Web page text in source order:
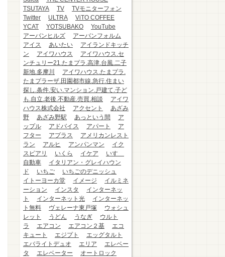
TSUTAYA
TV
TVモニターフォン
Twitter
ULTRA
ViTO COFFEE
YCAT
YOTSUBAKO
YouTube
アーバンヒルズ
アーバンフォルム
アイス
あいたい
アイランドキッチ
ン
アイワハウス
アイワハウス.セ
ンチュリー21.たまプラ.高津.台風.二子
新地.多摩川
アイワハウス.たまプラ.
たまプラーザ.田園都市線.急行.住まい
探し.条件.安い.マンション.戸建て.子ど
も.自立.老後.不動産.売買.相談
アイワ
ハウス株式会社
アクセント
あざみ
野
あざみ野駅 あっという間
ア
ップル
アドバイス アパート
ア
フター
アプラス
アメリカンレスト
ラン
アルヒ アンパンマン
イク
スピアリ
いくら イケア
いすゞ
自動車
イタリアン・グレイハウン
ド
いちご
いちごのデニッシュ
イトーヨーカ堂
イメージ
イルミネ
ーション
インスタ
インターネッ
ト
インターネット光
インターネッ
ト無料
ヴェレーナ東戸塚
ウォシュ
レット
うどん うなぎ
ウルト
ラ
エアコン エアコン２基
エコ
キュート
エジプト
エッグタルト
エバライトデュオ
エリア
エレベー
タ
エレベーター
オートロック